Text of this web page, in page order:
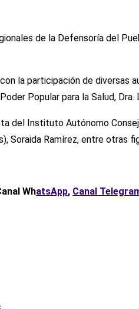
de la Defensoría del
la participación de
Popular para la Salud, Dra.
del Instituto Autónomo
Soraida Ramírez, entre
WhatsApp, Canal